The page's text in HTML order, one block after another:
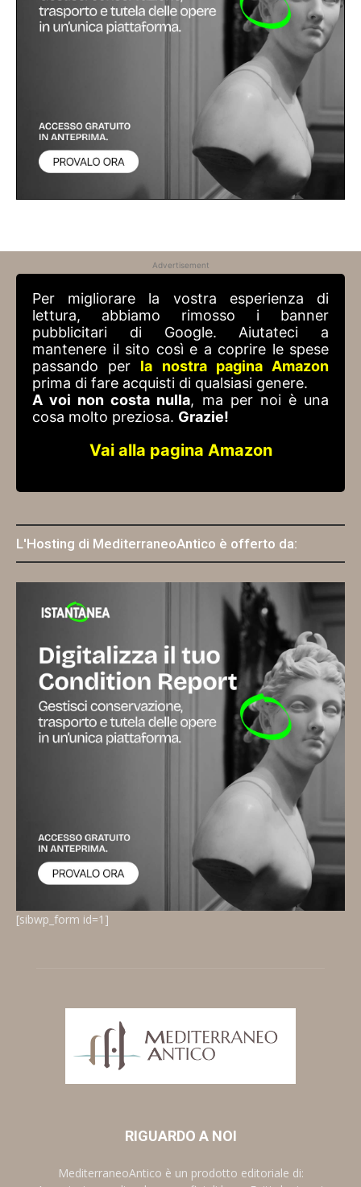
Advertisement
Per migliorare la vostra esperienza di
lettura, abbiamo rimosso i banner
pubblicitari di Google. Aiutateci a
mantenere il sito così e a coprire le spese
passando per la nostra pagina Amazon
prima di fare acquisti di qualsiasi genere.
A voi non costa nulla, ma per noi è una
cosa molto preziosa. Grazie!
Vai alla pagina Amazon
L'Hosting di MediterraneoAntico è offerto da:
[sibwp_form id=1]
RIGUARDO A NOI
MediterraneoAntico è un prodotto editoriale di: